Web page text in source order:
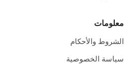
معلومات
الشروط والأحكام
سياسة الخصوصية